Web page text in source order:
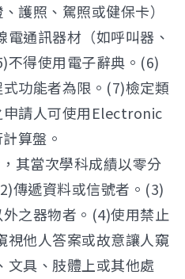
護照、駕照或健保卡）
通訊器材（如呼叫器、
不得使用電子辭典。(6)
功能者為限。(7)檢定類
申請人可使用Electronic
算盤。
其當次學科成績以零分
傳遞資料或信號者。(3)
之器物者。(4)使用禁止
他人答案或故意讓人窺
具、肢體上或其他處